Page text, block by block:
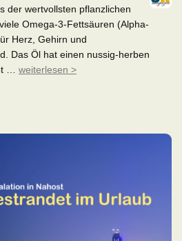
der wertvollsten pflanzlichen
Omega-3-Fettsäuren (Alpha-
Herz, Gehirn und
Das Öl hat einen nussig-herben
… weiterlesen >